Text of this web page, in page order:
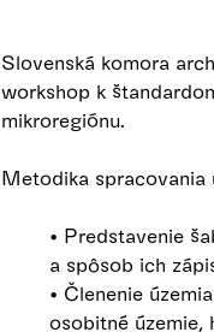
Slovenská komora
workshop k
mikroregiónu.
Metodika spracovania
• Predstavenie
a spôsob ich
• Členenie
osobitné územie,